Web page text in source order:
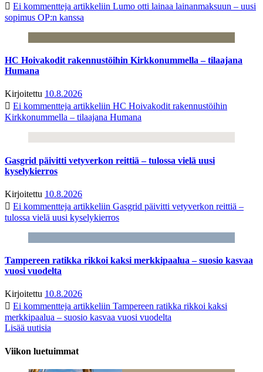
Ei kommentteja artikkeliin Lumo otti lainaa lainanmaksuun – uusi
sopimus OP:n kanssa
HC Hoivakodit rakennustöihin Kirkkonummella – tilaajana
Humana
Kirjoitettu 10.8.2026
Ei kommentteja artikkeliin HC Hoivakodit rakennustöihin
Kirkkonummella – tilaajana Humana
Gasgrid päivitti vetyverkon reittiä – tulossa vielä uusi
kyselykierros
Kirjoitettu 10.8.2026
Ei kommentteja artikkeliin Gasgrid päivitti vetyverkon reittiä –
tulossa vielä uusi kyselykierros
Tampereen ratikka rikkoi kaksi merkkipaalua – suosio kasvaa
vuosi vuodelta
Kirjoitettu 10.8.2026
Ei kommentteja artikkeliin Tampereen ratikka rikkoi kaksi
merkkipaalua – suosio kasvaa vuosi vuodelta
Lisää uutisia
Viikon luetuimmat